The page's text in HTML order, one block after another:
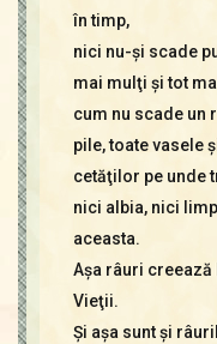
în timp,
nici nu-şi scade
mai mulţi şi tot
cum nu scade un
pile, toate vasele
cetăţilor pe unde
nici albia, nici
aceasta.
Aşa râuri creează
Vieţii.
Şi aşa sunt şi